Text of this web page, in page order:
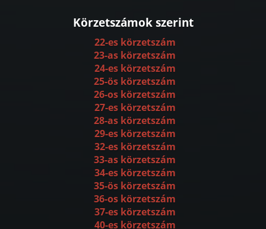
Körzetszámok szerint
22-es körzetszám
23-as körzetszám
24-es körzetszám
25-ös körzetszám
26-os körzetszám
27-es körzetszám
28-as körzetszám
29-es körzetszám
32-es körzetszám
33-as körzetszám
34-es körzetszám
35-ös körzetszám
36-os körzetszám
37-es körzetszám
40-es körzetszám